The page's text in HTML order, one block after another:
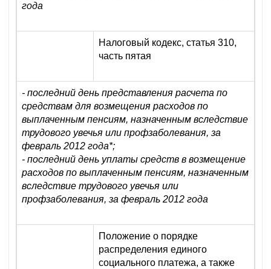
года
Налоговый кодекс, статья 310,
часть пятая
- последний день представления расчета по
средствам для возмещения расходов по
выплаченным пенсиям, назначенным вследствие
трудового увечья или профзаболевания, за
февраль 2012 года*;
- последний день уплаты средств в возмещение
расходов по выплаченным пенсиям, назначенным
вследствие трудового увечья или
профзаболевания, за февраль 2012 года
Положение о порядке
распределения единого
социального платежа, а также